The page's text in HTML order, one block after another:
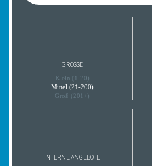
GRÖSSE
Klein (1-20)
Mittel (21-200)
Groß (201+)
INTERNE ANGEBOTE